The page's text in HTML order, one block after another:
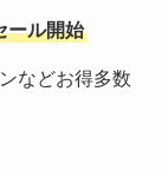
ール開始
などお得多数